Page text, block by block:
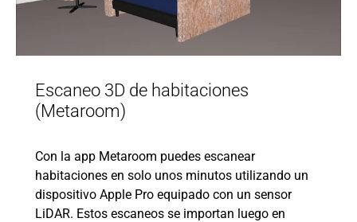
Escaneo 3D de habitaciones
(Metaroom)
Con la app Metaroom puedes escanear
habitaciones en solo unos minutos utilizando un
dispositivo Apple Pro equipado con un sensor
LiDAR. Estos escaneos se importan luego en